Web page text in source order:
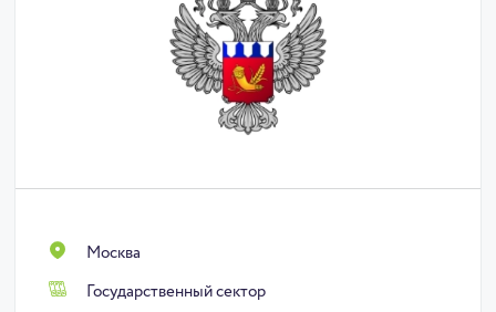
Москва
Государственный сектор